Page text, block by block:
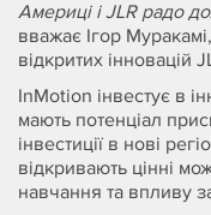
Америці і JLR радо
вважає Ігор
відкритих інновацій
InMotion інвестує в
мають потенціал
інвестиції в нові
відкривають цінні
навчання та впливу